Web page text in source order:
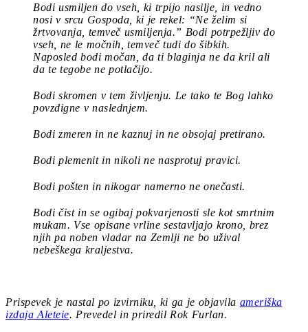
Bodi usmiljen do vseh, ki trpijo nasilje, in vedno
nosi v srcu Gospoda, ki je rekel: “Ne želim si
žrtvovanja, temveč usmiljenja.” Bodi potrpežljiv do
vseh, ne le močnih, temveč tudi do šibkih.
Naposled bodi močan, da ti blaginja ne da kril ali
da te tegobe ne potlačijo.
Bodi skromen v tem življenju. Le tako te Bog lahko
povzdigne v naslednjem.
Bodi zmeren in ne kaznuj in ne obsojaj pretirano.
Bodi plemenitin nikoli ne nasprotuj pravici.
Bodi pošten in nikogar namerno ne onečasti.
Bodi čist in se ogibaj pokvarjenosti sle kot smrtnim
mukam. Vse opisane vrline sestavljajo krono, brez
njih pa noben vladar na Zemlji ne bo užival
nebeškega kraljestva.
Prispevek je nastal po izvirniku, ki ga je objavila ameriška
izdaja Aleteie. Prevedel in priredil Rok Furlan.